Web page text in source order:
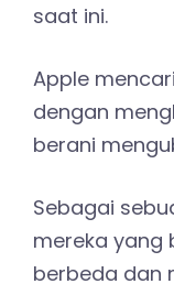
saat ini.
Apple
dengan
berani
Sebagai
mereka yang
berbeda dan